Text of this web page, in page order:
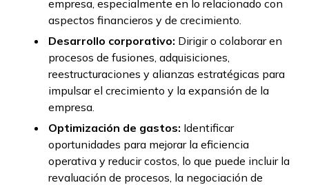
empresa, especialmente en lo relacionado con
aspectos financieros y de crecimiento.
Desarrollo corporativo: Dirigir o colaborar en
procesos de fusiones, adquisiciones,
reestructuraciones y alianzas estratégicas para
impulsar el crecimiento y la expansión de la
empresa.
Optimización de gastos: Identificar
oportunidades para mejorar la eficiencia
operativa y reducir costos, lo que puede incluir la
revaluación de procesos, la negociación de